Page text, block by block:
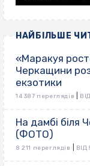
НАЙБІЛЬШЕ
«Маракуя
Черкащини
екзотики
14 387 переглядів
На дамбі біля
(ФОТО)
8 211 переглядів ВІД